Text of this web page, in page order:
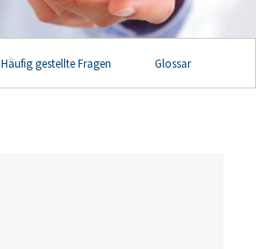
Häufig gestellte Fragen Glossar